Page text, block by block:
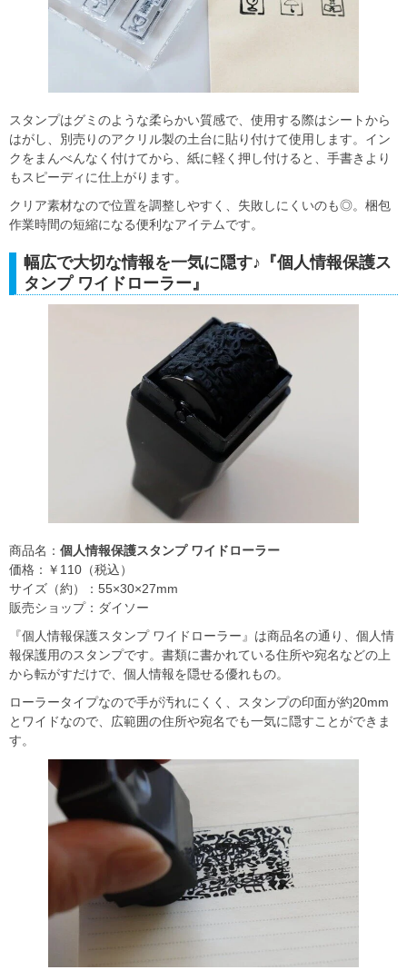
スタンプはグミのような柔らかい質感で、使用する際はシートから
はがし、別売りのアクリル製の土台に貼り付けて使用します。イン
クをまんべんなく付けてから、紙に軽く押し付けると、手書きより
もスピーディに仕上がります。
クリア素材なので位置を調整しやすく、失敗しにくいのも◎。梱包
作業時間の短縮になる便利なアイテムです。
幅広で大切な情報を一気に隠す♪『個人情報保護ス
タンプ ワイドローラー』
商品名： 個人情報保護スタンプ ワイドローラー
価格：￥110（税込）
サイズ（約）：55×30×27mm
販売ショップ：ダイソー
『個人情報保護スタンプ ワイドローラー』は商品名の通り、個人情
報保護用のスタンプです。書類に書かれている住所や宛名などの上
から転がすだけで、個人情報を隠せる優れもの。
ローラータイプなので手が汚れにくく、スタンプの印面が約20mm
とワイドなので、広範囲の住所や宛名でも一気に隠すことができま
す。